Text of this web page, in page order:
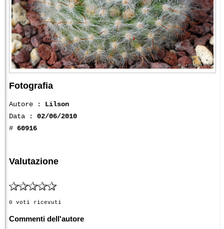
Fotografia
Autore : Lilson
Data : 02/06/2010
# 60916
Valutazione
0 voti ricevuti
Commenti dell'autore